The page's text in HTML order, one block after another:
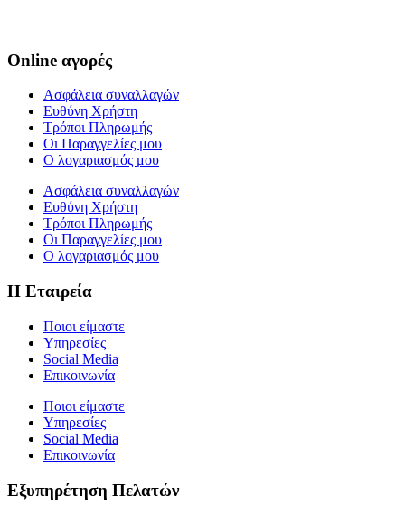
Online αγορές
Ασφάλεια συναλλαγών
Ευθύνη Χρήστη
Τρόποι Πληρωμής
Οι Παραγγελίες μου
Ο λογαριασμός μου
Ασφάλεια συναλλαγών
Ευθύνη Χρήστη
Τρόποι Πληρωμής
Οι Παραγγελίες μου
Ο λογαριασμός μου
Η Εταιρεία
Ποιοι είμαστε
Υπηρεσίες
Social Media
Επικοινωνία
Ποιοι είμαστε
Υπηρεσίες
Social Media
Επικοινωνία
Εξυπηρέτηση Πελατών